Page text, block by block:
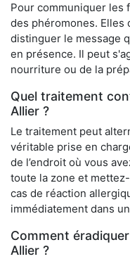
Pour communiquer les
des phéromones.
distinguer le message
en présence. Il peut
nourriture ou de la
Quel traitement
Allier ?
Le traitement peut
véritable prise en
de l’endroit où vous
toute la zone et
cas de réaction
immédiatement dans
Comment
Allier ?